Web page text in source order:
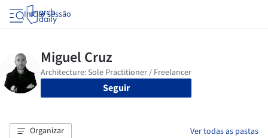
Iniciar sessão
Seguir
Organizar Ver todas as pastas